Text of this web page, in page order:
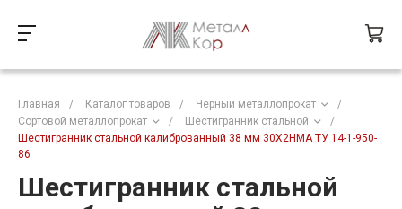
Главная / Каталог товаров / Черный металлопрокат
/
Сортовой металлопрокат
/ Шестигранник стальной
/
Шестигранник стальной калиброванный 38 мм 30Х2НМА ТУ 14-1-950-
86
Шестигранник стальной